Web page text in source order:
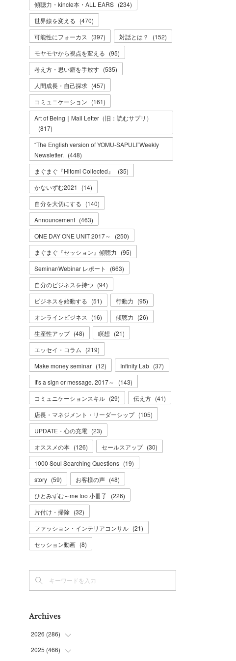
傾聴力・kincle本・ALL EARS (234)
世界線を変える (470)
可能性にフォーカス
(397) 対話とは？ (152)
モヤモヤから視点を変える (95)
考え方・思い癖を手放す (535)
人間成長・自己探求 (457)
コミュニケーション (161)
Art of Being｜Mail Letter（旧：読むサプリ）
(817)
“The English version of YOMU-SAPULI”Weekly
Newsletter. (448)
まぐまぐ『Hitomi Collected』
(35)
かないずむ2021
(14)
自分を大切にする (140)
Announcement (463)
ONE DAY ONE UNIT 2017～
(250)
まぐまぐ『セッション』傾聴力 (95)
Seminar/Webinar レポート
(663)
自分のビジネスを持つ (94)
ビジネスを始動する (51) 行動力 (95)
オンラインビジネス
(16) 傾聴力 (26)
生産性アップ (48) 瞑想 (21)
エッセイ・コラム (219)
Make money seminar (12) Infinity Lab (37)
It's a sign or message. 2017～
(143)
コミュニケーションスキル (29) 伝え方 (41)
店長・マネジメント・リーダーシップ (105)
UPDATE・心の充電 (23)
オススメの本 (126) セールスアップ (30)
1000 Soul Searching Questions (19)
story (59) お客様の声 (48)
ひとみずむ～me too 小冊子 (226)
片付け・掃除 (32)
ファッション・インテリアコンサル (21)
セッション動画 (8)
Archives
2026 (286)
(7)
2025 (466)